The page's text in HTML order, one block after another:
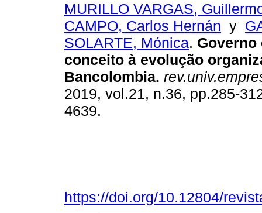
MURILLO VARGAS,
CAMPO, Carlos Hernán y
SOLARTE, Mónica.
conceito à evolução
Bancolombia.
2019, vol.21, n.36, pp.285-
4639.
https://doi.org/10.12804/